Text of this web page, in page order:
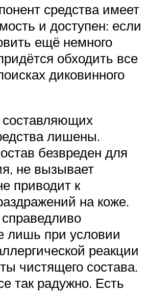
средства имеет
и доступен: если
ещё немного
обходить все
диковинного
лишены.
безвреден для
не вызывает
приводит к
на коже.
лишь при условии
реакции
чистящего состава.
так радужно. Есть